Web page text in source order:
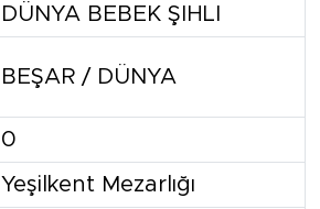
DÜNYA BEBEK ŞIHLI
BEŞAR / DÜNYA
0
Yeşilkent Mezarlığı